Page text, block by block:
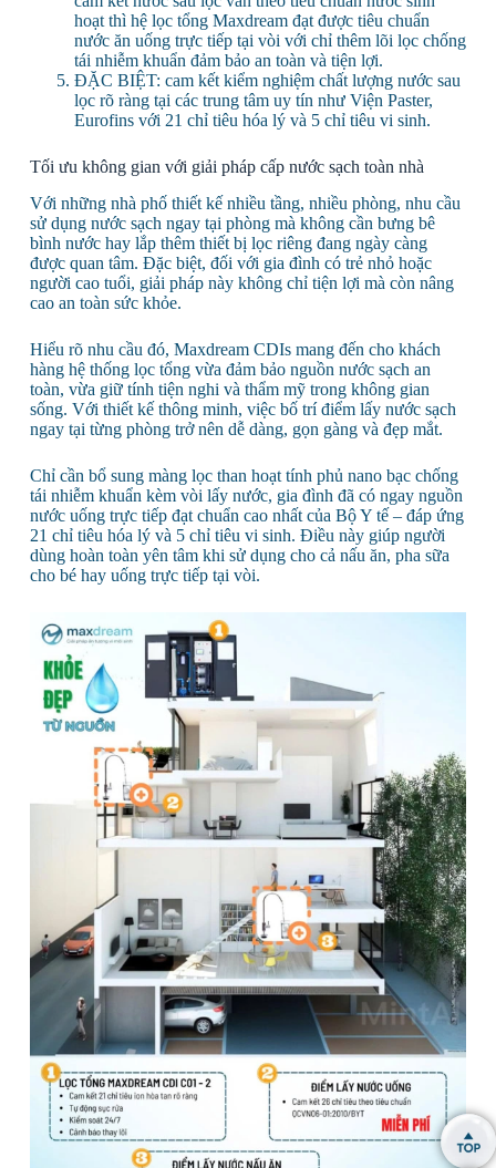
hoạt thì hệ lọc tổng Maxdream đạt được tiêu chuẩn
nước ăn uống trực tiếp tại vòi với chỉ thêm lõi lọc chống
tái nhiễm khuẩn đảm bảo an toàn và tiện lợi.
ĐẶC BIỆT: cam kết kiểm nghiệm chất lượng nước sau
lọc rõ ràng tại các trung tâm uy tín như Viện Paster,
Eurofins với 21 chỉ tiêu hóa lý và 5 chỉ tiêu vi sinh.
Tối ưu không gian với giải pháp cấp nước sạch toàn nhà
Với những nhà phố thiết kế nhiều tầng, nhiều phòng, nhu cầu
sử dụng nước sạch ngay tại phòng mà không cần bưng bê
bình nước hay lắp thêm thiết bị lọc riêng đang ngày càng
được quan tâm. Đặc biệt, đối với gia đình có trẻ nhỏ hoặc
người cao tuổi, giải pháp này không chỉ tiện lợi mà còn nâng
cao an toàn sức khỏe.
Hiểu rõ nhu cầu đó, Maxdream CDIs mang đến cho khách
hàng hệ thống lọc tổng vừa đảm bảo nguồn nước sạch an
toàn, vừa giữ tính tiện nghi và thẩm mỹ trong không gian
sống. Với thiết kế thông minh, việc bố trí điểm lấy nước sạch
ngay tại từng phòng trở nên dễ dàng, gọn gàng và đẹp mắt.
Chỉ cần bổ sung màng lọc than hoạt tính phủ nano bạc chống
tái nhiễm khuẩn kèm vòi lấy nước, gia đình đã có ngay nguồn
nước uống trực tiếp đạt chuẩn cao nhất của Bộ Y tế – đáp ứng
21 chỉ tiêu hóa lý và 5 chỉ tiêu vi sinh. Điều này giúp người
dùng hoàn toàn yên tâm khi sử dụng cho cả nấu ăn, pha sữa
cho bé hay uống trực tiếp tại vòi.